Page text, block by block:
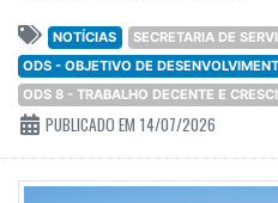
NOTÍCIAS
SECRETARIA DE
ODS - OBJETIVO DE
ODS 8 - TRABALHO DECENTE E
PUBLICADO EM 14/07/2026